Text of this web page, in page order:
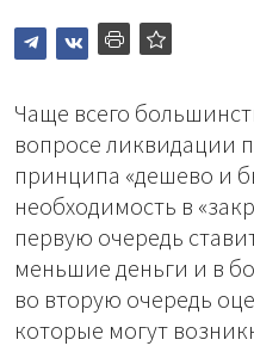
Авторы
База знаний
Подписка
Чаще всего
вопросе ликвидации
принципа «дешево и
необходимость в
первую очередь
меньшие деньги и в
во вторую очередь
которые могут